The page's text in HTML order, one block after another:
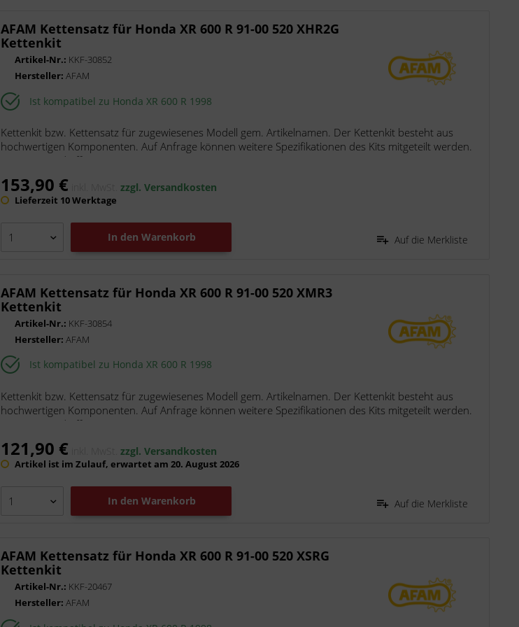
AFAM Kettensatz für Honda XR 600 R 91-00 520 XHR2G
Kettenkit
Artikel-Nr.: KKF-30852
Hersteller:AFAM
Ist kompatibel zu Honda XR 600 R 1998
Kettenkit bzw. Kettensatz für zugewiesenes Modell gem. Artikelnamen. Der Kettenkit besteht aus
hochwertigen Komponenten. Auf Anfrage können weitere Spezifikationen des Kits mitgeteilt werden.
Die Kette wird offen mit...
153,90 € inkl. MwSt.zzgl. Versandkosten
Lieferzeit 10 Werktage
In den Warenkorb Auf die Merkliste
AFAM Kettensatz für Honda XR 600 R 91-00 520 XMR3
Kettenkit
Artikel-Nr.: KKF-30854
Hersteller:AFAM
Ist kompatibel zu Honda XR 600 R 1998
Kettenkit bzw. Kettensatz für zugewiesenes Modell gem. Artikelnamen. Der Kettenkit besteht aus
hochwertigen Komponenten. Auf Anfrage können weitere Spezifikationen des Kits mitgeteilt werden.
Die Kette wird offen mit...
121,90 € inkl. MwSt.zzgl. Versandkosten
Artikel ist im Zulauf, erwartet am 20. August 2026
In den Warenkorb Auf die Merkliste
AFAM Kettensatz für Honda XR 600 R 91-00 520 XSRG
Kettenkit
Artikel-Nr.: KKF-20467
Hersteller:AFAM